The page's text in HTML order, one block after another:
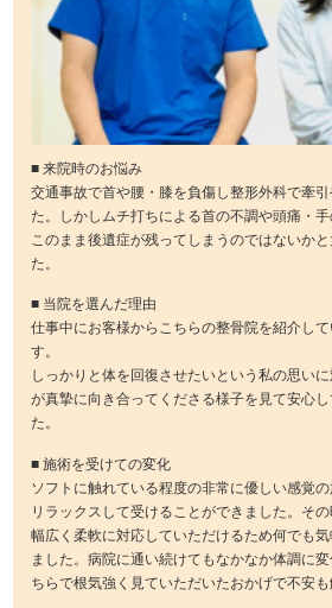
■ 来院時のお悩み
交通事故で首や腰・膝を負傷し整形外科で牽
た。しかしムチ打ちによる首の不調や頭痛・
このまま後遺症が残ってしまうのではないか
た。
■ 当院を選んだ理由
仕事中にお客様からこちらの整骨院を紹介し
す。
しっかりと体を回復させたいという私の思い
が真摯に向き合ってくださる様子を見て安心
た。
■ 施術を受けての変化
ソフトに触れている程度の非常に優しい感覚
リラックスして受けることができました。そ
幅広く柔軟に対応していただけるため何でも
ました。病院に通い続けてもなかなか体調に
ちらで根気強く見ていただいたおかげで不安も